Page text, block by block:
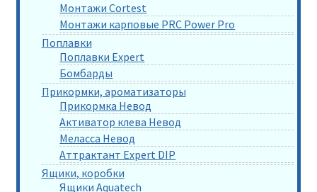
Монтажи Cortest
Монтажи карповые PRC Power Pro
Поплавки
Поплавки Expert
Бомбарды
Прикормки, ароматизаторы
Прикормка Невод
Активатор клева Невод
Меласса Невод
Аттрактант Expert DIP
Ящики, коробки
Ящики Aquatech